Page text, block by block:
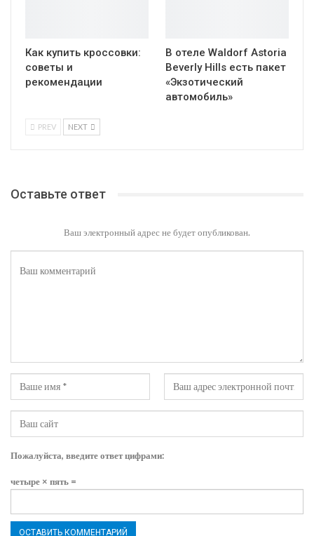
Как купить кроссовки:
советы и
рекомендации
В отеле Waldorf Astoria
Beverly Hills есть пакет
«Экзотический
автомобиль»
PREV NEXT
Оставьте ответ
Ваш электронный адрес не будет опубликован.
Пожалуйста, введите ответ цифрами:
четыре × пять =